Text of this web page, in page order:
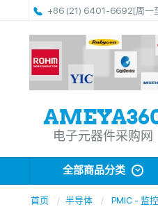
+86 (21) 6401-6692[周一
电子元器件采购网
全部商品分类
首页 半导体 PMIC - 监